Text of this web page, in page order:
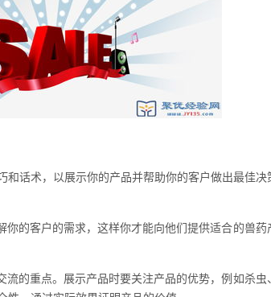
话术，以展示你的产品并帮助你的客户做出最佳
的客户的需求，这样你才能向他们提供适合的兽药
的重点。展示产品时要关注产品的优势，例如杀虫